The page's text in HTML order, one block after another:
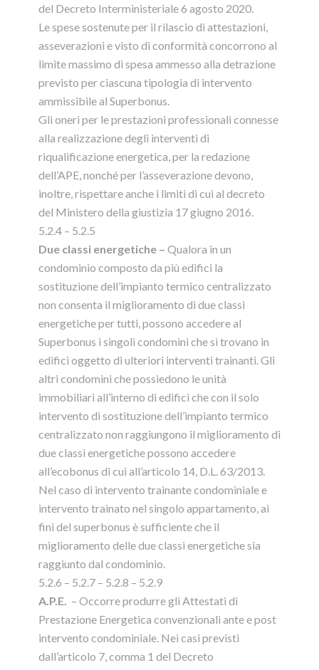
del Decreto Interministeriale 6 agosto 2020.
Le spese sostenute per il rilascio di attestazioni,
asseverazioni e visto di conformità concorrono al
limite massimo di spesa ammesso alla detrazione
previsto per ciascuna tipologia di intervento
ammissibile al Superbonus.
Gli oneri per le prestazioni professionali connesse
alla realizzazione degli interventi di
riqualificazione energetica, per la redazione
dell’APE, nonché per l’asseverazione devono,
inoltre, rispettare anche i limiti di cui al decreto
del Ministero della giustizia 17 giugno 2016.
5.2.4 – 5.2.5
Due classi energetiche – Qualora in un
condominio composto da più edifici la
sostituzione dell’impianto termico centralizzato
non consenta il miglioramento di due classi
energetiche per tutti, possono accedere al
Superbonus i singoli condomini che si trovano in
edifici oggetto di ulteriori interventi trainanti. Gli
altri condomini che possiedono le unità
immobiliari all’interno di edifici che con il solo
intervento di sostituzione dell’impianto termico
centralizzato non raggiungono il miglioramento di
due classi energetiche possono accedere
all’ecobonus di cui all’articolo 14, D.L. 63/2013.
Nel caso di intervento trainante condominiale e
intervento trainato nel singolo appartamento, ai
fini del superbonus è sufficiente che il
miglioramento delle due classi energetiche sia
raggiunto dal condominio.
5.2.6 – 5.2.7 – 5.2.8 – 5.2.9
A.P.E. – Occorre produrre gli Attestati di
Prestazione Energetica convenzionali ante e post
intervento condominiale. Nei casi previsti
dall’articolo 7, comma 1 del Decreto